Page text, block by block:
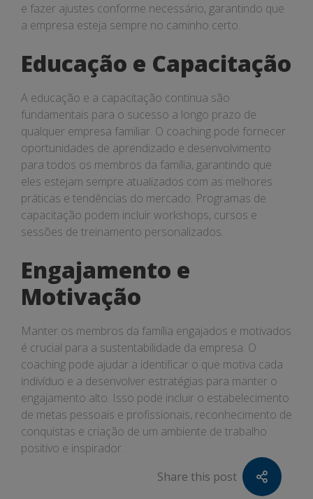
e fazer ajustes conforme necessário, garantindo que
a empresa esteja sempre no caminho certo.
Educação e Capacitação
A educação e a capacitação contínua são
fundamentais para o sucesso a longo prazo de
qualquer empresa familiar. O coaching pode fornecer
oportunidades de aprendizado e desenvolvimento
para todos os membros da família, garantindo que
eles estejam sempre atualizados com as melhores
práticas e tendências do mercado. Programas de
capacitação podem incluir workshops, cursos e
sessões de treinamento personalizados.
Engajamento e
Motivação
Manter os membros da família engajados e motivados
é crucial para a sustentabilidade da empresa. O
coaching pode ajudar a identificar o que motiva cada
indivíduo e a desenvolver estratégias para manter o
engajamento alto. Isso pode incluir o estabelecimento
de metas pessoais e profissionais, reconhecimento de
conquistas e criação de um ambiente de trabalho
positivo e inspirador.
Share this post